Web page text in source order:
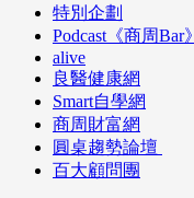
特別企劃
Podcast《商周Bar》
alive
良醫健康網
Smart自學網
商周財富網
圓桌趨勢論壇
百大顧問團